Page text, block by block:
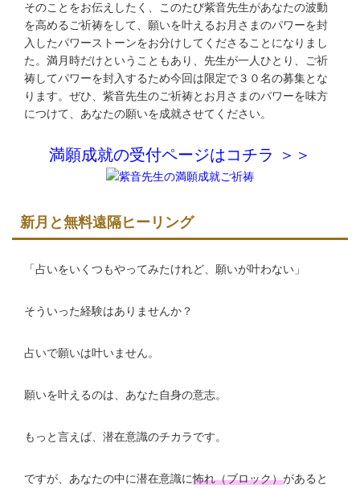
そのことをお伝えしたく、このたび紫音先生があなたの波動
を高めるご祈祷をして、願いを叶えるお月さまのパワーを封
入したパワーストーンをお分けしてくださることになりまし
た。満月時だけということもあり、先生が一人ひとり、ご祈
祷してパワーを封入するため今回は限定で３０名の募集とな
ります。ぜひ、紫音先生のご祈祷とお月さまのパワーを味方
につけて、あなたの願いを成就させてください。
満願成就の受付ページはコチラ ＞＞
新月と無料遠隔ヒーリング
「占いをいくつもやってみたけれど、願いが叶わない」
そういった経験はありませんか？
占いで願いは叶いません。
願いを叶えるのは、あなた自身の意志。
もっと言えば、潜在意識のチカラです。
ですが、あなたの中に潜在意識に怖れ（ブロック）があると